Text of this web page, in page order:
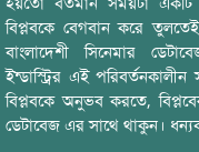
বিপ্লবকে বেগবান করে
বাংলাদেশী সিনেমার
ইন্ডাস্ট্রির এই পরিবর্তনকালীন
বিপ্লবকে অনুভব করতে,
ডেটাবেজ এর সাথে থাকুন।